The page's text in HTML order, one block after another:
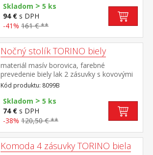
Skladom > 5 ks
94 € s DPH
-41% 161 € **
Nočný stolík TORINO biely
materiál masív borovica, farebné
prevedenie biely lak 2 zásuvky s kovovými
pojazdmi
Kód produktu: 8099B
Skladom > 5 ks
74 € s DPH
-38% 120,50 € **
Komoda 4 zásuvky TORINO biela